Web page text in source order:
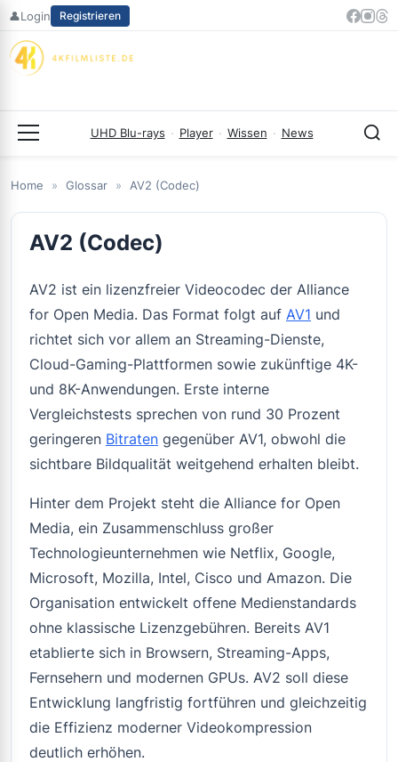
Zum
springen
👤Login Registrieren
UHD Blu-rays · Player · Wissen · News
Home » Glossar » AV2 (Codec)
AV2 (Codec)
AV2 ist ein lizenzfreier Videocodec der Alliance
for Open Media. Das Format folgt auf AV1 und
richtet sich vor allem an Streaming-Dienste,
Cloud-Gaming-Plattformen sowie zukünftige 4K-
und 8K-Anwendungen. Erste interne
Vergleichstests sprechen von rund 30 Prozent
geringeren Bitraten gegenüber AV1, obwohl die
sichtbare Bildqualität weitgehend erhalten bleibt.
Hinter dem Projekt steht die Alliance for Open
Media, ein Zusammenschluss großer
Technologieunternehmen wie Netflix, Google,
Microsoft, Mozilla, Intel, Cisco und Amazon. Die
Organisation entwickelt offene Medienstandards
ohne klassische Lizenzgebühren. Bereits AV1
etablierte sich in Browsern, Streaming-Apps,
Fernsehern und modernen GPUs. AV2 soll diese
Entwicklung langfristig fortführen und gleichzeitig
die Effizienz moderner Videokompression
deutlich erhöhen.